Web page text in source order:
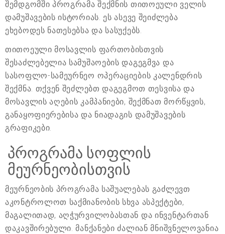
შემდგომში პროგრამა შექმნის თითოეული ველის
დამუშავების ისტორიას. ეს ასევე შეიძლება
ეხებოდეს ნათესებსა და სასუქებს.
თითოეული მოსავლის ფართობისთვის
შესაძლებელია სამუშაოების დაგეგმვა და
სასოფლო-სამეურნეო ოპერაციების კალენდრის
შექმნა. თქვენ შეძლებთ დაგეგმოთ თესვისა და
მოსავლის აღების კამპანიები, შექმნათ მორწყვის,
განაყოფიერებისა და ნიადაგის დამუშავების
გრაფიკები.
პროგრამა სოფლის
მეურნეობისთვის
მეურნეობის პროგრამა საშუალებას გაძლევთ
აკონტროლოთ საქმიანობის სხვა ასპექტები,
მაგალითად, აღჭურვილობასთან და ინვენტართან
დაკავშირებული. მანქანები ძალიან მნიშვნელოვანია